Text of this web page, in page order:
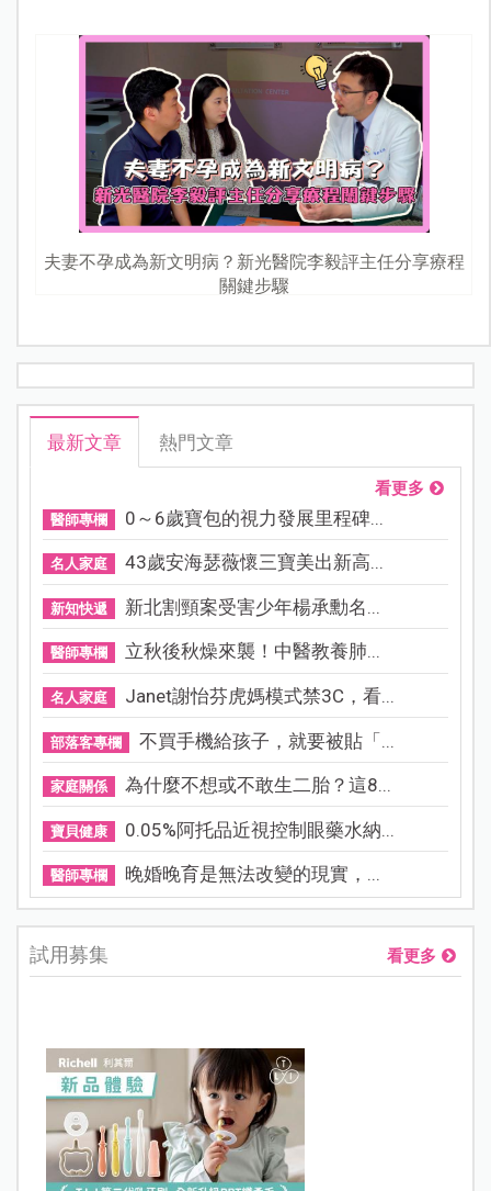
夫妻不孕成為新文明病？新光醫院李毅評主任分享療程
關鍵步驟
最新文章 熱門文章
看更多
醫師專欄 0～6歲寶包的視力發展里程碑...
名人家庭 43歲安海瑟薇懷三寶美出新高...
新知快遞 新北割頸案受害少年楊承勳名...
醫師專欄 立秋後秋燥來襲！中醫教養肺...
名人家庭 Janet謝怡芬虎媽模式禁3C，看...
部落客專欄 不買手機給孩子，就要被貼「...
家庭關係 為什麼不想或不敢生二胎？這8...
寶貝健康 0.05%阿托品近視控制眼藥水納...
醫師專欄 晚婚晚育是無法改變的現實，...
試用募集 看更多